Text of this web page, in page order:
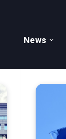
News